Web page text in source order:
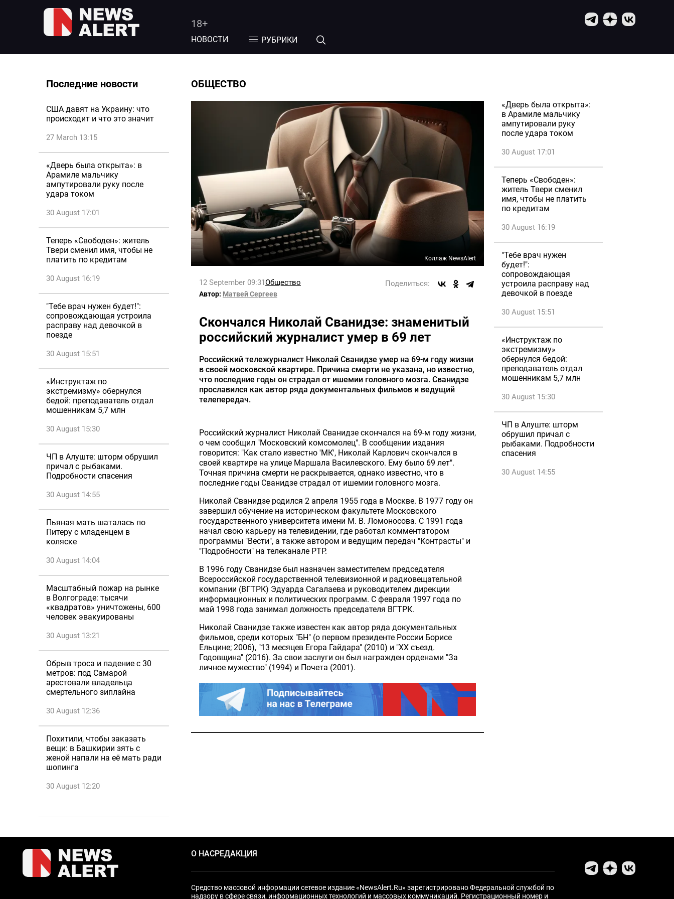
18+
НОВОСТИ РУБРИКИ
Последние новости
США давят на Украину: что
происходит и что это значит
27 March 13:15
«Дверь была открыта»: в
Арамиле мальчику
ампутировали руку после
удара током
30 August 17:01
Теперь «Свободен»: житель
Твери сменил имя, чтобы не
платить по кредитам
30 August 16:19
"Тебе врач нужен будет!":
сопровождающая устроила
расправу над девочкой в
поезде
30 August 15:51
«Инструктаж по
экстремизму» обернулся
бедой: преподаватель отдал
мошенникам 5,7 млн
30 August 15:30
ЧП в Алуште: шторм обрушил
причал с рыбаками.
Подробности спасения
30 August 14:55
Пьяная мать шаталась по
Питеру с младенцем в
коляске
30 August 14:04
Масштабный пожар на рынке
в Волгограде: тысячи
«квадратов» уничтожены, 600
человек эвакуированы
30 August 13:21
Обрыв троса и падение с 30
метров: под Самарой
арестовали владельца
смертельного зиплайна
30 August 12:36
Похитили, чтобы заказать
вещи: в Башкирии зять с
женой напали на её мать ради
шопинга
30 August 12:20
ОБЩЕСТВО
Коллаж NewsAlert
12 September 09:31Общество Поделиться:
Автор: Матвей Сергеев
Скончался Николай Сванидзе: знаменитый
российский журналист умер в 69 лет
Российский тележурналист Николай Сванидзе умер на 69-м году жизни
в своей московской квартире. Причина смерти не указана, но известно,
что последние годы он страдал от ишемии головного мозга. Сванидзе
прославился как автор ряда документальных фильмов и ведущий
телепередач.
Российский журналист Николай Сванидзе скончался на 69-м году жизни,
о чем сообщил "Московский комсомолец". В сообщении издания
говорится: "Как стало известно 'МК', Николай Карлович скончался в
своей квартире на улице Маршала Василевского. Ему было 69 лет".
Точная причина смерти не раскрывается, однако известно, что в
последние годы Сванидзе страдал от ишемии головного мозга.
Николай Сванидзе родился 2 апреля 1955 года в Москве. В 1977 году он
завершил обучение на историческом факультете Московского
государственного университета имени М. В. Ломоносова. С 1991 года
начал свою карьеру на телевидении, где работал комментатором
программы "Вести", а также автором и ведущим передач "Контрасты" и
"Подробности" на телеканале РТР.
В 1996 году Сванидзе был назначен заместителем председателя
Всероссийской государственной телевизионной и радиовещательной
компании (ВГТРК) Эдуарда Сагалаева и руководителем дирекции
информационных и политических программ. С февраля 1997 года по
май 1998 года занимал должность председателя ВГТРК.
Николай Сванидзе также известен как автор ряда документальных
фильмов, среди которых "БН" (о первом президенте России Борисе
Ельцине; 2006), "13 месяцев Егора Гайдара" (2010) и "XX съезд.
Годовщина" (2016). За свои заслуги он был награжден орденами "За
личное мужество" (1994) и Почета (2001).
«Дверь была открыта»:
в Арамиле мальчику
ампутировали руку
после удара током
30 August 17:01
Теперь «Свободен»:
житель Твери сменил
имя, чтобы не платить
по кредитам
30 August 16:19
"Тебе врач нужен
будет!":
сопровождающая
устроила расправу над
девочкой в поезде
30 August 15:51
«Инструктаж по
экстремизму»
обернулся бедой:
преподаватель отдал
мошенникам 5,7 млн
30 August 15:30
ЧП в Алуште: шторм
обрушил причал с
рыбаками. Подробности
спасения
30 August 14:55
О НАСРЕДАКЦИЯ
Средство массовой информации сетевое издание «NewsAlert.Ru» зарегистрировано Федеральной службой по
надзору в сфере связи, информационных технологий и массовых коммуникаций. Регистрационный номер и